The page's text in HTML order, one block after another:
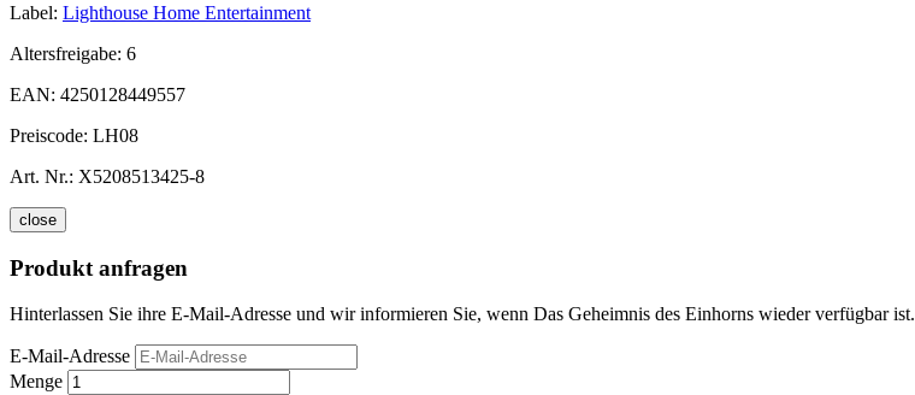
Label: Lighthouse Home Entertainment
Altersfreigabe: 6
EAN: 4250128449557
Preiscode: LH08
Art. Nr.: X5208513425-8
close
Produkt anfragen
Hinterlassen Sie ihre E-Mail-Adresse und wir informieren Sie, wenn Das Geheimnis des Einhorns wieder verfügbar ist.
E-Mail-Adresse
Menge